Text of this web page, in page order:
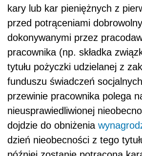
kary lub kar pieniężnych z
przed potrąceniami
dokonywanymi przez
pracownika (np. składka
tytułu pożyczki udzielanej z
funduszu świadczeń
przewinie pracownika polega
nieusprawiedliwionej
dojdzie do obniżenia
dzień nieobecności z tego